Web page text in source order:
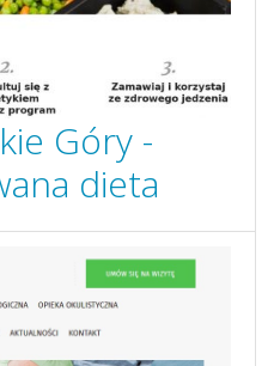
Góry -
dieta